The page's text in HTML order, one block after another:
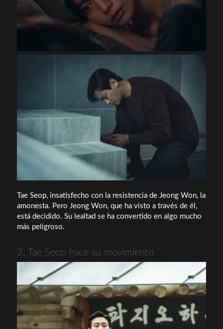
Tae Seop, insatisfecho con la resistencia de Jeong Won, la
amonesta. Pero Jeong Won, que ha visto a través de él,
está decidido. Su lealtad se ha convertido en algo mucho
más peligroso.
2. Tae Seop hace su movimiento